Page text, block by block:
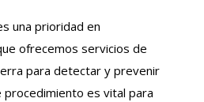
una prioridad en
ofrecemos servicios de
para detectar y prevenir
es vital para